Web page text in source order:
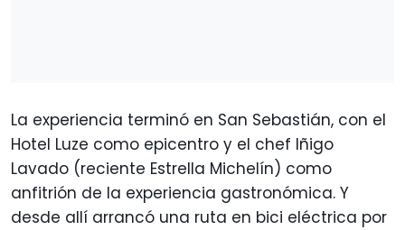
La experiencia terminó en San Sebastián, con el
Hotel Luze como epicentro y el chef Iñigo
Lavado (reciente Estrella Michelín) como
anfitrión de la experiencia gastronómica. Y
desde allí arrancó una ruta en bici eléctrica por